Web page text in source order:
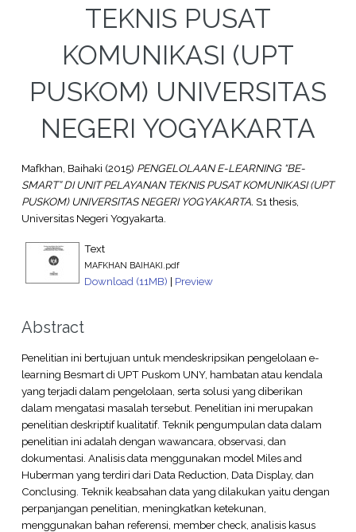
TEKNIS PUSAT
KOMUNIKASI (UPT
PUSKOM) UNIVERSITAS
NEGERI YOGYAKARTA
Mafkhan, Baihaki (2015) PENGELOLAAN E-LEARNING “BE-
SMART” DI UNIT PELAYANAN TEKNIS PUSAT KOMUNIKASI (UPT
PUSKOM) UNIVERSITAS NEGERI YOGYAKARTA. S1 thesis,
Universitas Negeri Yogyakarta.
Text
MAFKHAN BAIHAKI.pdf
Download (11MB) | Preview
Abstract
Penelitian ini bertujuan untuk mendeskripsikan pengelolaan e-
learning Besmart di UPT Puskom UNY, hambatan atau kendala
yang terjadi dalam pengelolaan, serta solusi yang diberikan
dalam mengatasi masalah tersebut. Penelitian ini merupakan
penelitian deskriptif kualitatif. Teknik pengumpulan data dalam
penelitian ini adalah dengan wawancara, observasi, dan
dokumentasi. Analisis data menggunakan model Miles and
Huberman yang terdiri dari Data Reduction, Data Display, dan
Conclusing. Teknik keabsahan data yang dilakukan yaitu dengan
perpanjangan penelitian, meningkatkan ketekunan,
menggunakan bahan referensi, member check, analisis kasus